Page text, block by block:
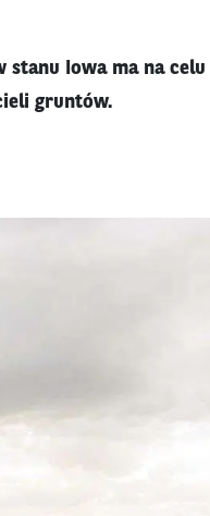
stanu Iowa ma na celu
gruntów.